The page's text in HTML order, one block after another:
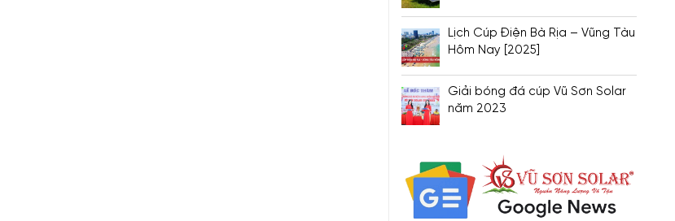
Lịch Cúp Điện Bà Rịa – Vũng Tàu
Hôm Nay [2025]
Giải bóng đá cúp Vũ Sơn Solar
năm 2023